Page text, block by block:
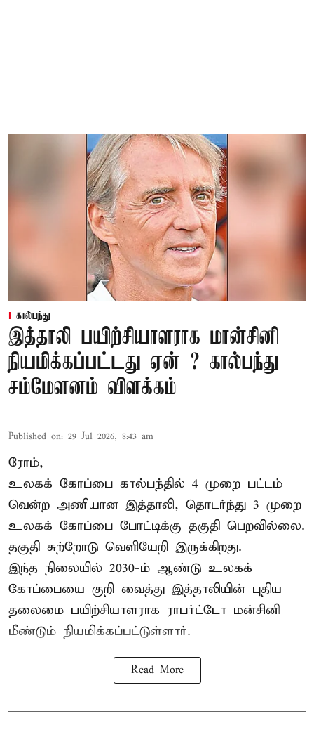
கால்பந்து
இத்தாலி பயிற்சியாளராக மான்சினி
நியமிக்கப்பட்டது ஏன் ? கால்பந்து
சம்மேளனம் விளக்கம்
Published on: 29 Jul 2026, 8:43 am
ரோம்,
உலகக் கோப்பை கால்பந்தில் 4 முறை பட்டம்
வென்ற அணியான இத்தாலி, தொடர்ந்து 3 முறை
உலகக் கோப்பை போட்டிக்கு தகுதி பெறவில்லை.
தகுதி சுற்றோடு வெளியேறி இருக்கிறது.
இந்த நிலையில் 2030-ம் ஆண்டு உலகக்
கோப்பையை குறி வைத்து இத்தாலியின் புதிய
தலைமை பயிற்சியாளராக ராபர்ட்டோ மன்சினி
மீண்டும் நியமிக்கப்பட்டுள்ளார்.
Read More